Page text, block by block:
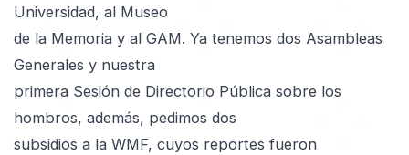
Universidad, al Museo
de la Memoria y al GAM. Ya tenemos dos Asambleas
Generales y nuestra
primera Sesión de Directorio Pública sobre los
hombros, además, pedimos dos
subsidios a la WMF, cuyos reportes fueron